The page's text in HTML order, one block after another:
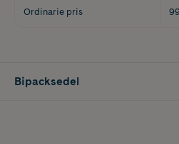
Ordinarie pris
Bipacksedel